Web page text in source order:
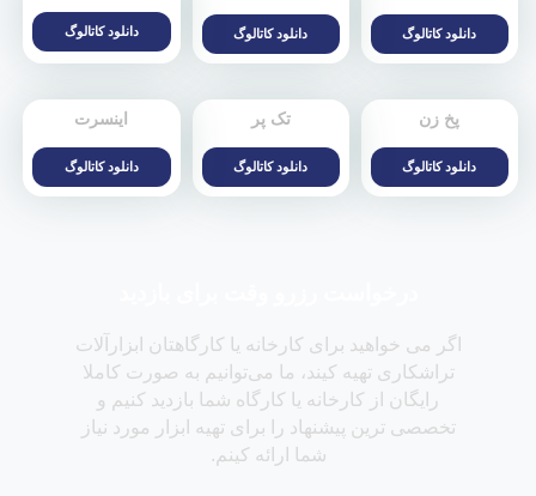
دانلود کاتالوگ دانلود کاتالوگ دانلود کاتالوگ
پخ زن
دانلود کاتالوگ
تک پر
دانلود کاتالوگ
اینسرت
دانلود کاتالوگ
اگر می خواهید برای کارخانه یا کارگاهتان ابزارآلات
تراشکاری تهیه کیند، ما می‌توانیم به صورت کاملا
رایگان از کارخانه یا کارگاه شما بازدید کنیم و
تخصصی ترین پیشنهاد را برای تهیه ابزار مورد نیاز
شما ارائه کینم.